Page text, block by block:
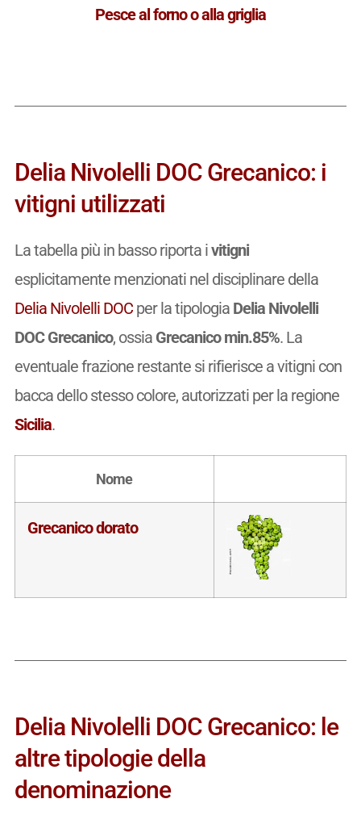
Pesce al forno o alla griglia
Delia Nivolelli DOC Grecanico: i
vitigni utilizzati
La tabella più in basso riporta ivitigni
esplicitamente menzionati nel disciplinare della
Delia Nivolelli DOCper la tipologia Delia Nivolelli
DOC Grecanico, ossia Grecanico min.85%. La
eventuale frazione restante si rifierisce a vitigni con
bacca dello stesso colore, autorizzati per la regione
Sicilia.
Nome
Grecanico dorato
Delia Nivolelli DOC Grecanico: le
altre tipologie della
denominazione